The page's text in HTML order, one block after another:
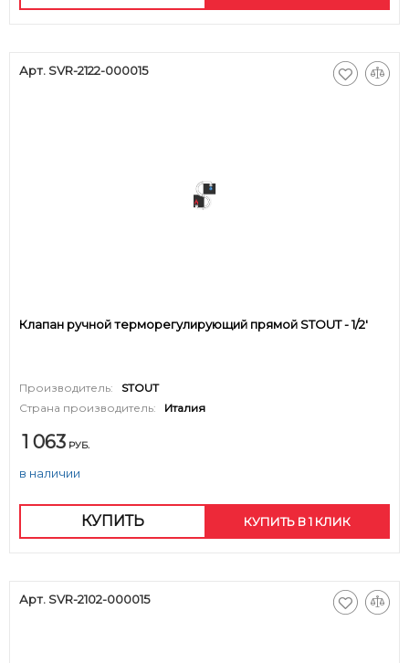
Арт. SVR-2122-000015
Клапан ручной терморегулирующий прямой STOUT - 1/2'
Производитель:
STOUT
Страна производитель:
Италия
1 063 РУБ.
в наличии
КУПИТЬ КУПИТЬ В 1 КЛИК
Арт. SVR-2102-000015